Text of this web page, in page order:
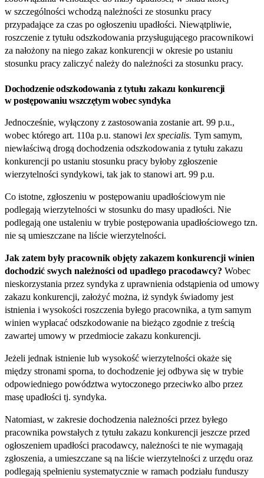
w szczególności wchodzą należności ze stosunku pracy
przypadające za czas po ogłoszeniu upadłości. Niewątpliwie,
roszczenie z tytułu odszkodowania przysługującego pracownikowi
za nałożony na niego zakaz konkurencji w okresie po ustaniu
stosunku pracy zaliczyć należy do należności za stosunku pracy.
Dochodzenie odszkodowania z tytułu zakazu konkurencji
w postępowaniu wszczętym wobec syndyka
Jednocześnie, wyłączony z zastosowania zostanie art. 99 p.u.,
wobec którego art. 110a p.u. stanowi lex specialis. Tym samym,
niewłaściwą drogą dochodzenia odszkodowania z tytułu zakazu
konkurencji po ustaniu stosunku pracy byłoby zgłoszenie
wierzytelności syndykowi, tak jak to stanowi art. 99 p.u.
Co istotne, zgłoszeniu w postępowaniu upadłościowym nie
podlegają wierzytelności w stosunku do masy upadłości. Nie
podlegają one ustaleniu w trybie postępowania upadłościowego tzn.
nie są umieszczane na liście wierzytelności.
Jak zatem były pracownik objęty zakazem konkurencji winien
dochodzić swych należności od upadłego pracodawcy? Wobec
nieskorzystania przez syndyka z uprawnienia odstąpienia od umowy
zakazu konkurencji, założyć można, iż syndyk świadomy jest
istnienia i wysokości roszczenia byłego pracownika, a tym samym
winien wypłacać odszkodowanie na bieżąco zgodnie z treścią
zawartej umowy w przedmiocie zakazu konkurencji.
Jeżeli jednak istnienie lub wysokość wierzytelności okaże się
między stronami sporna, to dochodzenie jej odbywa się w trybie
odpowiedniego powództwa wytoczonego przeciwko albo przez
masę upadłości tj. syndyka.
Natomiast, w zakresie dochodzenia należności przez byłego
pracownika powstałych z tytułu zakazu konkurencji jeszcze przed
ogłoszeniem upadłości pracodawcy, należności te nie wymagają
zgłoszenia, a umieszczane są na liście wierzytelności z urzędu oraz
podlegają spełnieniu systematycznie w ramach podziału funduszy